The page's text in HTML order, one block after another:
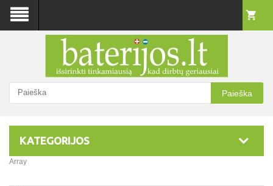
Paieška
KATEGORIJOS
Array